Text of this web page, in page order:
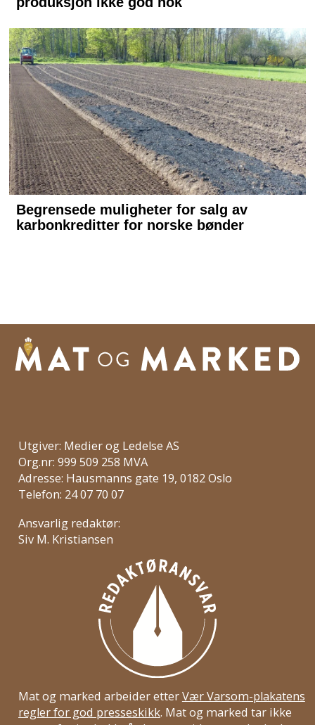
Utgiver: Medier og Ledelse AS
Org.nr: 999 509 258 MVA
Adresse: Hausmanns gate 19, 0182 Oslo
Telefon: 24 07 70 07
Ansvarlig redaktør:
Siv M. Kristiansen
Mat og marked arbeider etterVær Varsom-plakatens
regler for god presseskikk. Mat og marked tar ikke